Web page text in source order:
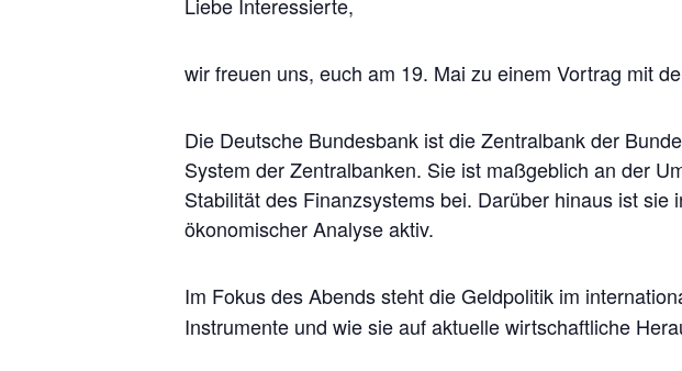
wir freuen uns, euch am 19. Mai zu einem Vortrag mit
Die Deutsche Bundesbank ist die Zentralbank der
System der Zentralbanken. Sie ist maßgeblich an der
Stabilität des Finanzsystems bei. Darüber hinaus ist
ökonomischer Analyse aktiv.
Im Fokus des Abends steht die Geldpolitik im
Instrumente und wie sie auf aktuelle wirtschaftliche